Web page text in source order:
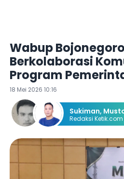
Wabup
Berkolaborasi
Program
18 Mei 2026 10:16
Sukiman,
Redaksi Ketik.com